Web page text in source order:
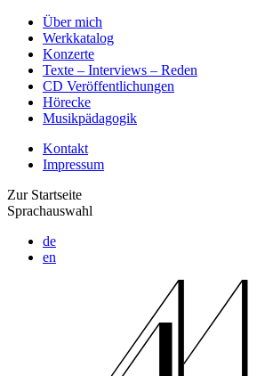
Über mich
Werkkatalog
Konzerte
Texte – Interviews – Reden
CD Veröffentlichungen
Hörecke
Musikpädagogik
Kontakt
Impressum
Zur Startseite
Sprachauswahl
de
en